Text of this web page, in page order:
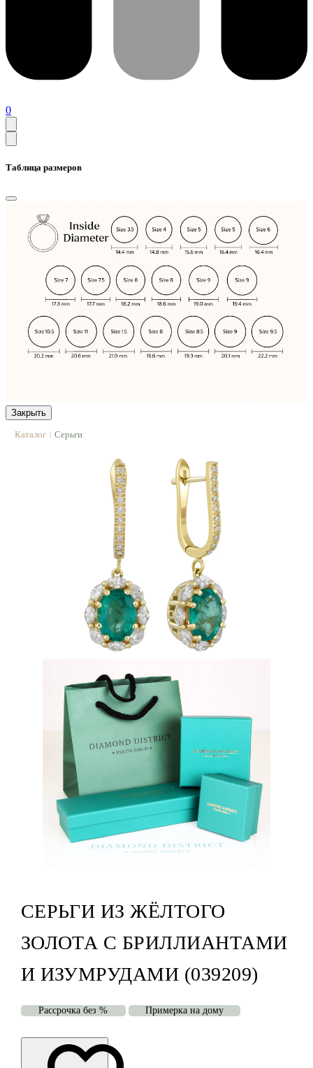
0
Таблица размеров
Закрыть
Каталог | Серьги
СЕРЬГИ ИЗ ЖЁЛТОГО
ЗОЛОТА С БРИЛЛИАНТАМИ
И ИЗУМРУДАМИ (039209)
Рассрочка без % Примерка на дому